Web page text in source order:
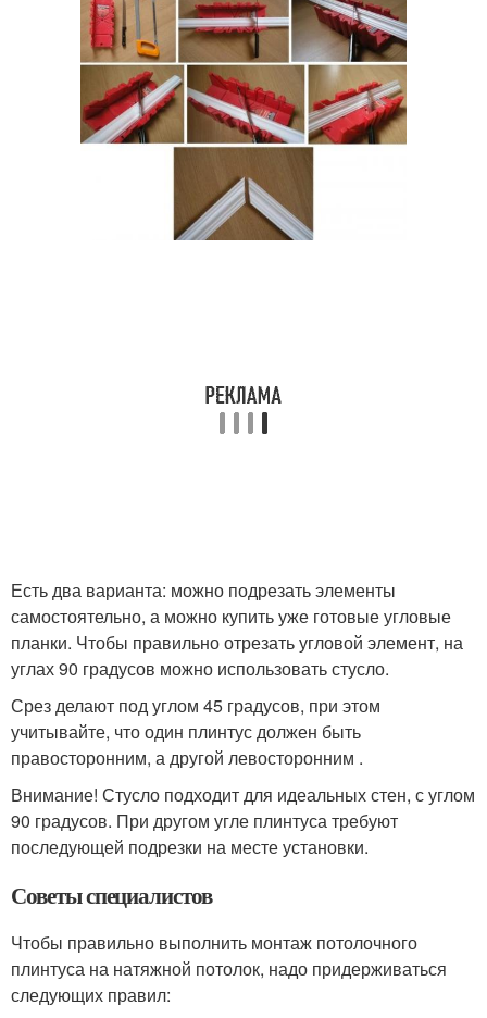
Есть два варианта: можно подрезать элементы
самостоятельно, а можно купить уже готовые угловые
планки. Чтобы правильно отрезать угловой элемент, на
углах 90 градусов можно использовать стусло.
Срез делают под углом 45 градусов, при этом
учитывайте, что один плинтус должен быть
правосторонним, а другой левосторонним .
Внимание! Стусло подходит для идеальных стен, с углом
90 градусов. При другом угле плинтуса требуют
последующей подрезки на месте установки.
Советы специалистов
Чтобы правильно выполнить монтаж потолочного
плинтуса на натяжной потолок, надо придерживаться
следующих правил: